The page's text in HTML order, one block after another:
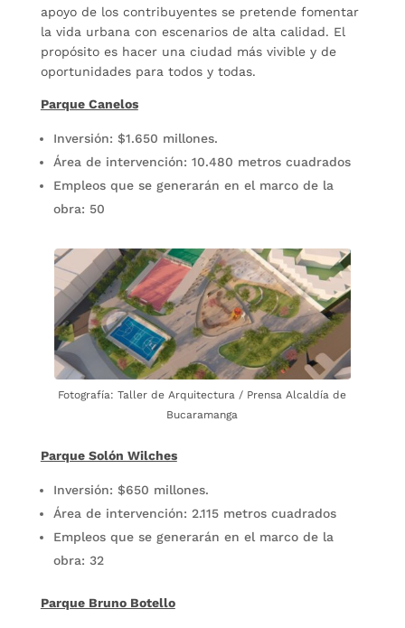
apoyo de los contribuyentes se pretende fomentar
la vida urbana con escenarios de alta calidad. El
propósito es hacer una ciudad más vivible y de
oportunidades para todos y todas.
Parque Canelos
Inversión: $1.650 millones.
Área de intervención: 10.480 metros cuadrados
Empleos que se generarán en el marco de la
obra: 50
Fotografía: Taller de Arquitectura / Prensa Alcaldía de
Bucaramanga
Parque Solón Wilches
Inversión: $650 millones.
Área de intervención: 2.115 metros cuadrados
Empleos que se generarán en el marco de la
obra: 32
Parque Bruno Botello